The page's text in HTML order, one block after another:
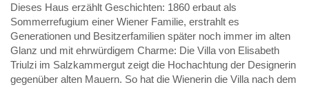
Dieses Haus erzählt Geschichten: 1860 erbaut als
Sommerrefugium einer Wiener Familie, erstrahlt es
Generationen und Besitzerfamilien später noch immer im alten
Glanz und mit ehrwürdigem Charme: Die Villa von Elisabeth
Triulzi im Salzkammergut zeigt die Hochachtung der Designerin
gegenüber alten Mauern. So hat die Wienerin die Villa nach dem